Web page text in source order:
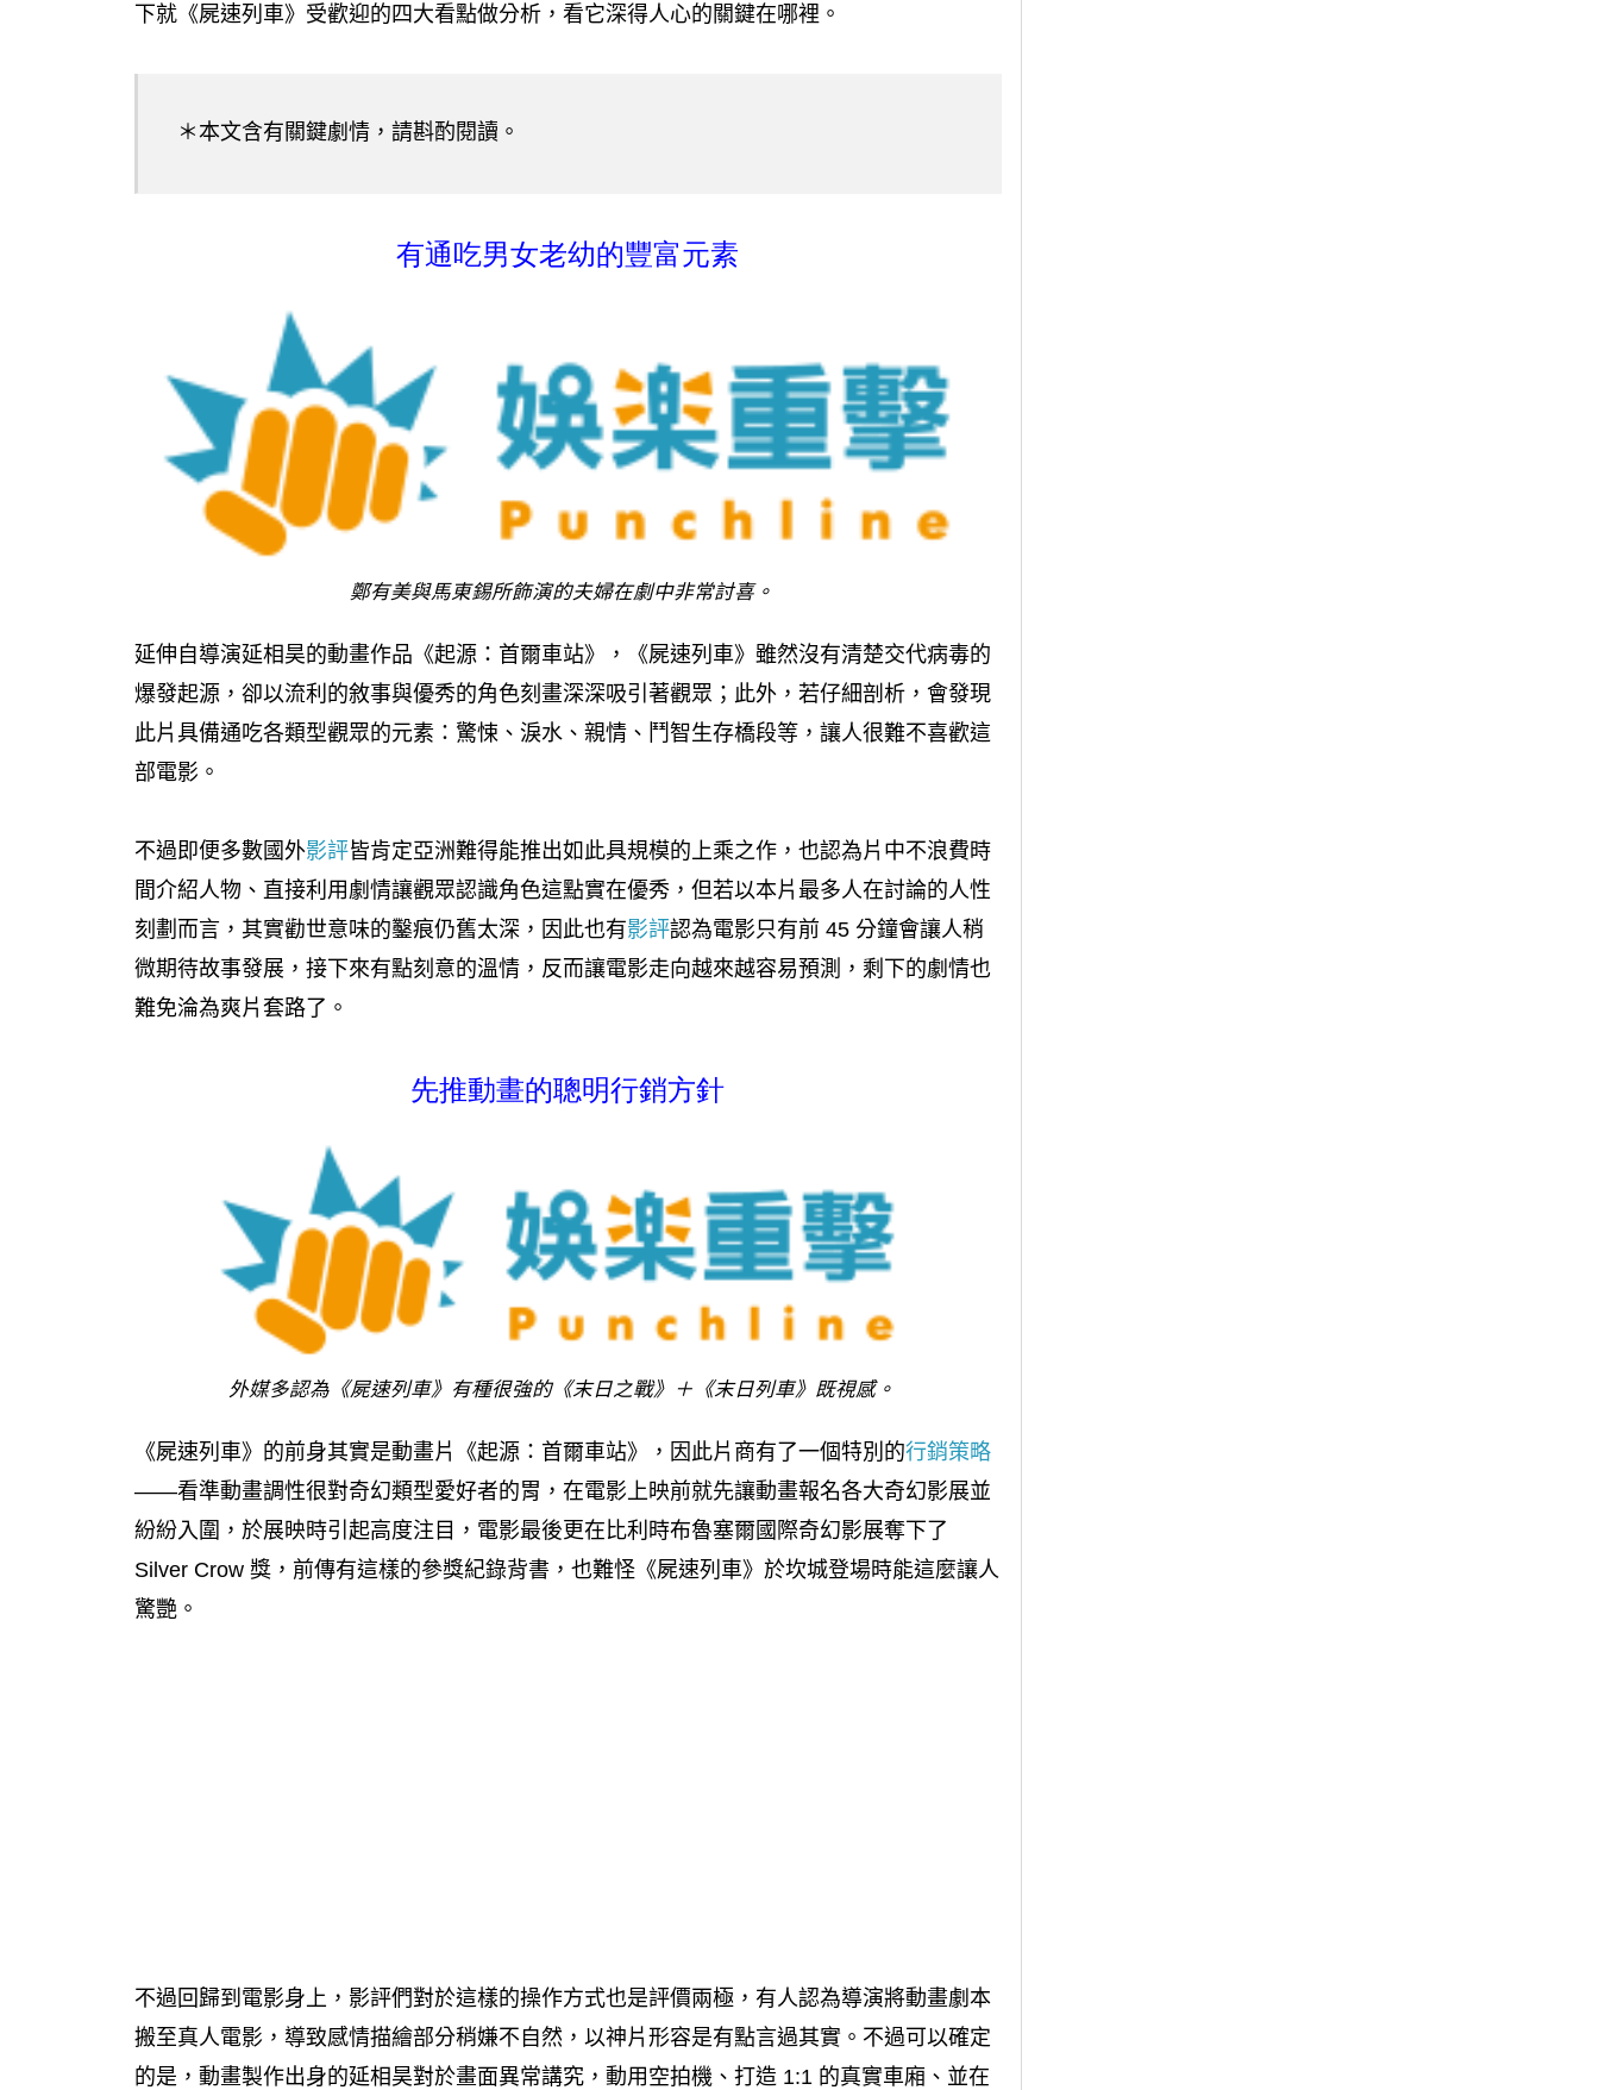
下就《屍速列車》受歡迎的四大看點做分析，看它深得人心的關鍵在哪裡。
＊本文含有關鍵劇情，請斟酌閱讀。
有通吃男女老幼的豐富元素
鄭有美與馬東錫所飾演的夫婦在劇中非常討喜。
延伸自導演延相昊的動畫作品《起源：首爾車站》，《屍速列車》雖然沒有清楚交代病毒的
爆發起源，卻以流利的敘事與優秀的角色刻畫深深吸引著觀眾；此外，若仔細剖析，會發現
此片具備通吃各類型觀眾的元素：驚悚、淚水、親情、鬥智生存橋段等，讓人很難不喜歡這
部電影。
不過即便多數國外影評皆肯定亞洲難得能推出如此具規模的上乘之作，也認為片中不浪費時
間介紹人物、直接利用劇情讓觀眾認識角色這點實在優秀，但若以本片最多人在討論的人性
刻劃 而言，其實勸世意味的鑿痕仍舊太深， 因此也有影評認為電影只有前 45 分鐘會讓人稍
微期待故事發展，接下來有點刻意的溫情，反而讓電影走向越來越容易預測，剩下的劇情也
難免淪為爽片套路了。
先推動畫的聰明行銷方針
外媒多認為《屍速列車》有種很強的《末日之戰》＋《末日列車》既視感。
《屍速列車》的前身其實是動畫片《起源：首爾車站》，因此片商有了一個特別的行銷策略
——看準動畫調性很對奇幻類型愛好者的胃，在電影上映前就先讓動畫報名各大奇幻影展並
紛紛入圍，於展映時引起高度注目，電影最後更在比利時布魯塞爾國際奇幻影展奪下了
Silver Crow 獎，前傳有這樣的參獎紀錄背書，也難怪《屍速列車》於坎城登場時能這麼讓人
驚艷。
不過回歸到電影身上，影評們對於這樣的操作方式也是評價兩極，有人認為導演將動畫劇本
搬至真人電影，導致感情描繪部分稍嫌不自然，以神片形容是有點言過其實。不過可以確定
的是，動畫製作出身的延相昊對於畫面異常講究，動用空拍機、打造 1:1 的真實車廂、並在